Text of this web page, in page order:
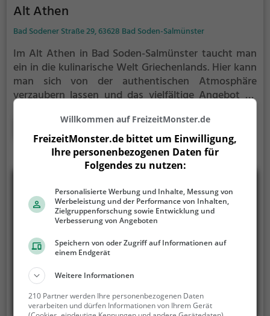
Alt Athen
Bad Sodener Straße 29, 63628 Bad Soden-Salmünster
Im Alt Athen in Bad Soden-Salmünster taucht man
ein in die kulinarische Welt Griechenlands. Hier kann
man sich von der authentischen Atmosphäre
verzaubern lassen und das vielfältige Angebot an
nach Gyros, gesunden Gerichten oder anderen
Köstlichkeiten sehnt, hier wird man sicherlich fündig.
Dazu gibt es eine erlesene Auswahl an Getränken,
die das genussvolle Erlebnis perfekt abrunden. Ein
griechische Esskultur, bei dem man sich ganz dem
Genuss hingeben kann.
Mehr erfahren
Willkommen auf FreizeitMonster.de
FreizeitMonster.de bittet um Einwilligung,
Ihre personenbezogenen Daten für
Folgendes zu nutzen:
Personalisierte Werbung und Inhalte, Messung von
Werbeleistung und der Performance von Inhalten,
Zielgruppenforschung sowie Entwicklung und
Verbesserung von Angeboten
Speichern von oder Zugriff auf Informationen auf
einem Endgerät
Weitere Informationen
210 Partner werden Ihre personenbezogenen Daten
verarbeiten und dürfen Informationen von Ihrem Gerät